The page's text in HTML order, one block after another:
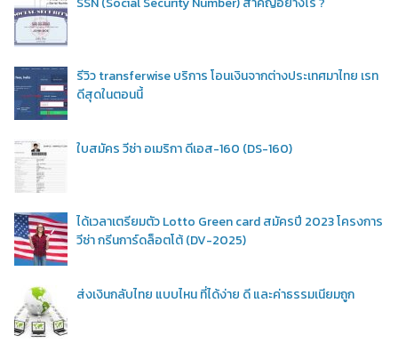
รีวิว transferwise บริการ โอนเงินจากต่างประเทศมาไทย เรท
ดีสุดในตอนนี้
ใบสมัคร วีซ่า อเมริกา ดีเอส-160 (DS-160)
ได้เวลาเตรียมตัว Lotto Green card สมัครปี 2023 โครงการ
วีซ่า กรีนการ์ดล็อตโต้ (DV-2025)
ส่งเงินกลับไทย แบบไหน ที่ได้ง่าย ดี และค่าธรรมเนียมถูก